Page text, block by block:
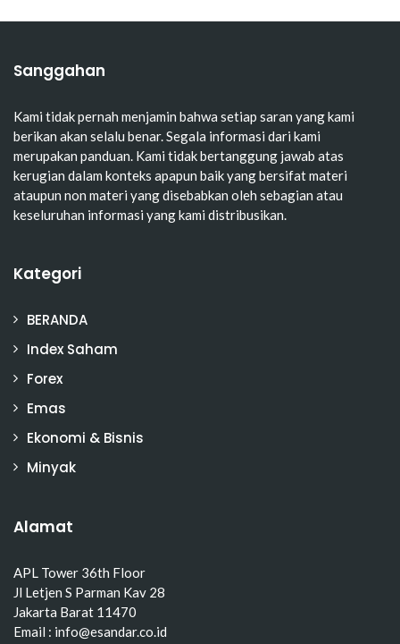
Sanggahan
Kami tidak pernah menjamin bahwa setiap saran yang kami
berikan akan selalu benar. Segala informasi dari kami
merupakan panduan. Kami tidak bertanggung jawab atas
kerugian dalam konteks apapun baik yang bersifat materi
ataupun non materi yang disebabkan oleh sebagian atau
keseluruhan informasi yang kami distribusikan.
Kategori
BERANDA
Index Saham
Forex
Emas
Ekonomi & Bisnis
Minyak
Alamat
APL Tower 36th Floor
Jl Letjen S Parman Kav 28
Jakarta Barat 11470
Email : info@esandar.co.id